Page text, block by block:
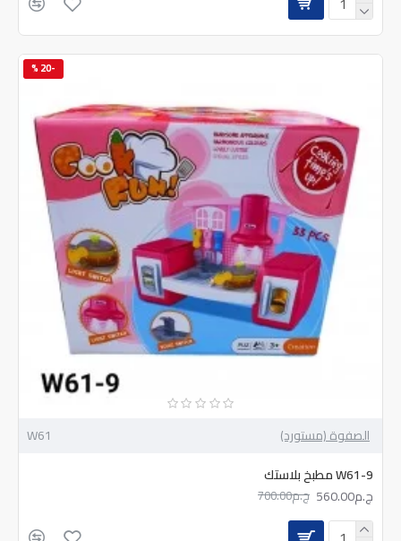
-20 %
الصفوة (مستورد)
W61
W61-9 مطبخ بلاستك
ج.م560.00
ج.م700.00